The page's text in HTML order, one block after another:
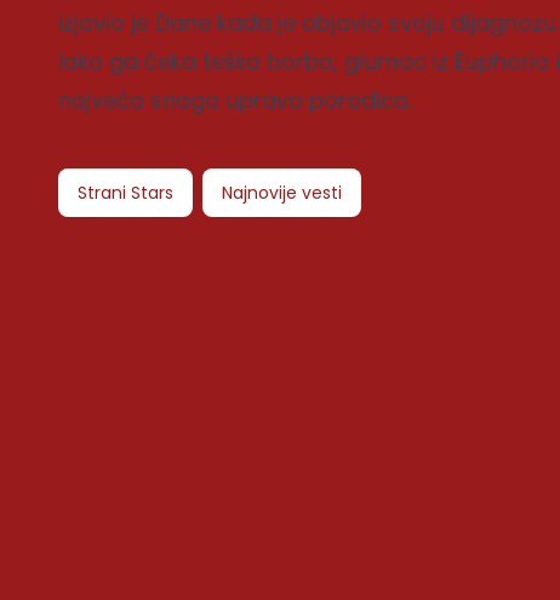
izjavio je Dane kada je objavio svoju dijagnozu.
Iako ga čeka teška borba, glumac iz
najveća snaga upravo porodica.
Strani Stars Najnovije vesti